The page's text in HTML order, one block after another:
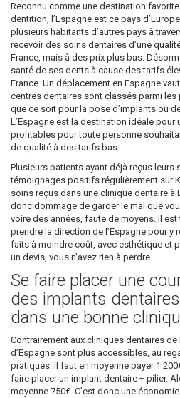
Reconnu comme une destination
dentition, l’Espagne est ce pays
plusieurs habitants d’autres pays à
recevoir des soins dentaires d’une
France, mais à des prix plus bas.
santé de ses dents à cause des tarifs
France. Un déplacement en Espagne
centres dentaires sont classés parmi les
que ce soit pour la pose d’implants ou
L’Espagne est la destination idéale
profitables pour toute personne
de qualité à des tarifs bas.
Plusieurs patients ayant déjà reçus leurs
témoignages positifs régulièrement sur
soins reçus dans une clinique dentaire à
donc dommage de garder le mal que
voire des années, faute de moyens. Il
prendre la direction de l’Espagne pour y
faits à moindre coût, avec esthétique et
un devis, vous n'avez rien à perdre.
Se faire placer une
des implants
dans une bonne
Contrairement aux cliniques dentaires
d’Espagne sont plus accessibles, au
pratiqués. Il faut en moyenne payer 1
faire placer un implant dentaire + pilier.
moyenne 750€. C’est donc une